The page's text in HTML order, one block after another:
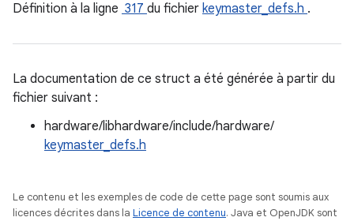
Définition à la ligne 317 du fichier keymaster_defs.h .
La documentation de ce struct a été générée à partir du
fichier suivant :
hardware/libhardware/include/hardware/
keymaster_defs.h
Le contenu et les exemples de code de cette page sont soumis aux
licences décrites dans la Licence de contenu. Java et OpenJDK sont